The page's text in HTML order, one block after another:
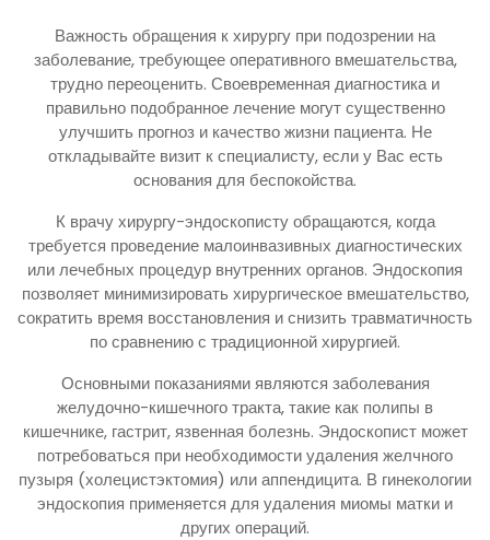
Важность обращения к хирургу при подозрении на
заболевание, требующее оперативного вмешательства,
трудно переоценить. Своевременная диагностика и
правильно подобранное лечение могут существенно
улучшить прогноз и качество жизни пациента. Не
откладывайте визит к специалисту, если у Вас есть
основания для беспокойства.
К врачу хирургу-эндоскописту обращаются, когда
требуется проведение малоинвазивных диагностических
или лечебных процедур внутренних органов. Эндоскопия
позволяет минимизировать хирургическое вмешательство,
сократить время восстановления и снизить травматичность
по сравнению с традиционной хирургией.
Основными показаниями являются заболевания
желудочно-кишечного тракта, такие как полипы в
кишечнике, гастрит, язвенная болезнь. Эндоскопист может
потребоваться при необходимости удаления желчного
пузыря (холецистэктомия) или аппендицита. В гинекологии
эндоскопия применяется для удаления миомы матки и
других операций.